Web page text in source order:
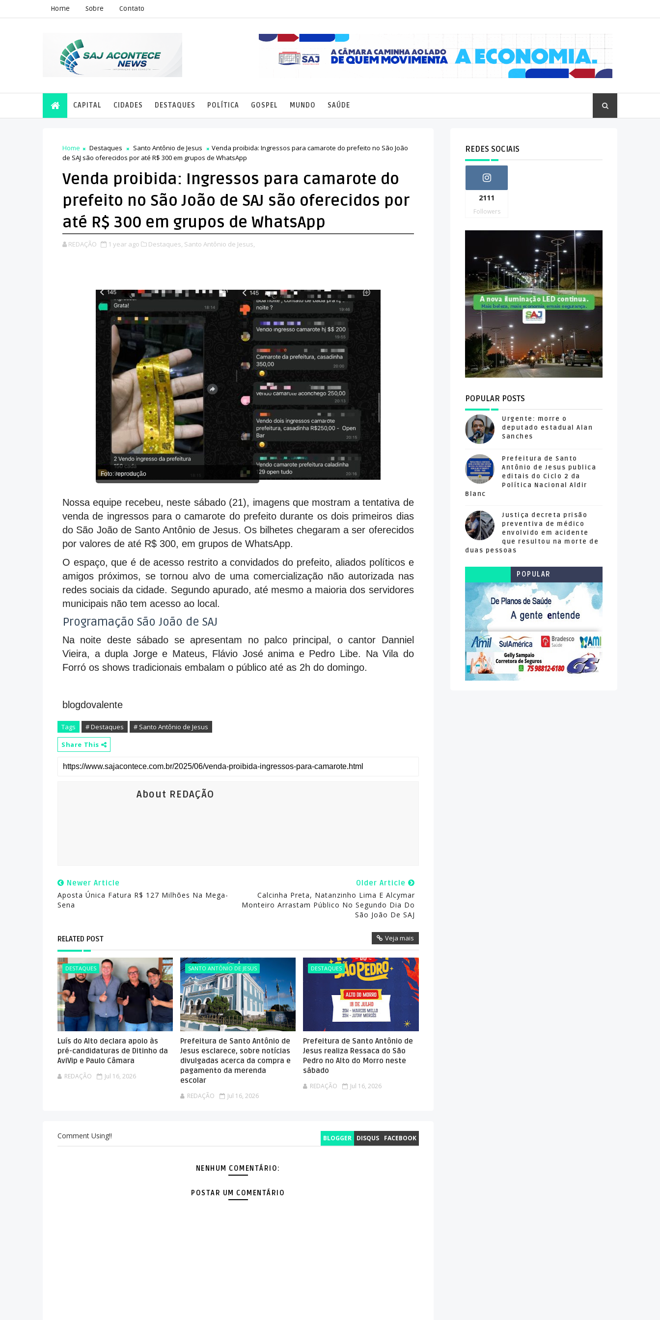
Home Sobre Contato
CAPITAL CIDADES DESTAQUES POLÍTICA GOSPEL MUNDO SAÚDE
Home Destaques Santo Antônio de Jesus
Venda proibida: Ingressos para camarote do prefeito no São João
de SAJ são oferecidos por até R$ 300 em grupos de WhatsApp
Venda proibida: Ingressos para camarote do
prefeito no São João de SAJ são oferecidos por
até R$ 300 em grupos de WhatsApp
REDAÇÃO 1 year ago Destaques, Santo Antônio de Jesus,
Foto: reprodução
Nossa equipe recebeu, neste sábado (21), imagens que mostram a tentativa de
venda de ingressos para o camarote do prefeito durante os dois primeiros dias
do São João de Santo Antônio de Jesus. Os bilhetes chegaram a ser oferecidos
por valores de até R$ 300, em grupos de WhatsApp.
O espaço, que é de acesso restrito a convidados do prefeito, aliados políticos e
amigos próximos, se tornou alvo de uma comercialização não autorizada nas
redes sociais da cidade. Segundo apurado, até mesmo a maioria dos servidores
municipais não tem acesso ao local.
Programação São João de SAJ
Na noite deste sábado se apresentam no palco principal, o cantor Danniel
Vieira, a dupla Jorge e Mateus, Flávio José anima e Pedro Libe. Na Vila do
Forró os shows tradicionais embalam o público até as 2h do domingo.
blogdovalente
Tags # Destaques
# Santo Antônio de Jesus
Share This
About REDAÇÃO
Newer Article
Aposta Única Fatura R$ 127 Milhões Na Mega-
Sena
Older Article
Calcinha Preta, Natanzinho Lima E Alcymar
Monteiro Arrastam Público No Segundo Dia Do
São João De SAJ
RELATED POST Veja mais
DESTAQUES
Luís do Alto declara apoio às
pré-candidaturas de Ditinho da
AviVip e Paulo Câmara
REDAÇÃO Jul 16, 2026
SANTO ANTÔNIO DE JESUS
Prefeitura de Santo Antônio de
Jesus esclarece, sobre notícias
divulgadas acerca da compra e
pagamento da merenda
escolar
REDAÇÃO Jul 16, 2026
DESTAQUES
Prefeitura de Santo Antônio de
Jesus realiza Ressaca do São
Pedro no Alto do Morro neste
sábado
REDAÇÃO Jul 16, 2026
BLOGGER DISQUS FACEBOOK
Comment Using!!
NENHUM COMENTÁRIO:
POSTAR UM COMENTÁRIO
REDES SOCIAIS
2111
Followers
POPULAR POSTS
Urgente: morre o
deputado estadual Alan
Sanches
Prefeitura de Santo
Antônio de Jesus publica
editais do Ciclo 2 da
Política Nacional Aldir
Blanc
Justiça decreta prisão
preventiva de médico
envolvido em acidente
que resultou na morte de
duas pessoas
POPULAR